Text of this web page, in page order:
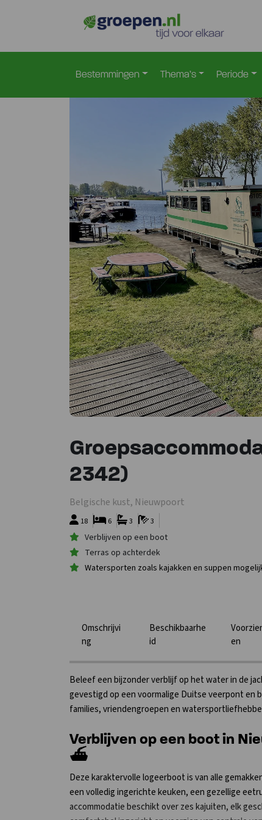
Bestemmingen Thema’s Periode
2342)
Belgische kust, Nieuwpoort
18 3
3
6
Verblijven op een boot
Terras op achterdek
Watersporten zoals kajakken en suppen
Omschrijvi
ng
Beschikbaarhe
id
en
Beleef een bijzonder verblijf op het water in de
gevestigd op een voormalige Duitse veerpont en
families, vriendengroepen en
Verblijven op een boot in
⛴️
Deze karaktervolle logeerboot is van alle
een volledig ingerichte keuken, een gezellige
accommodatie beschikt over zes kajuiten, elk